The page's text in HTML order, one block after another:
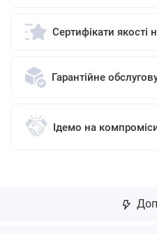
Сертифікати якості
Гарантійне
Ідемо на